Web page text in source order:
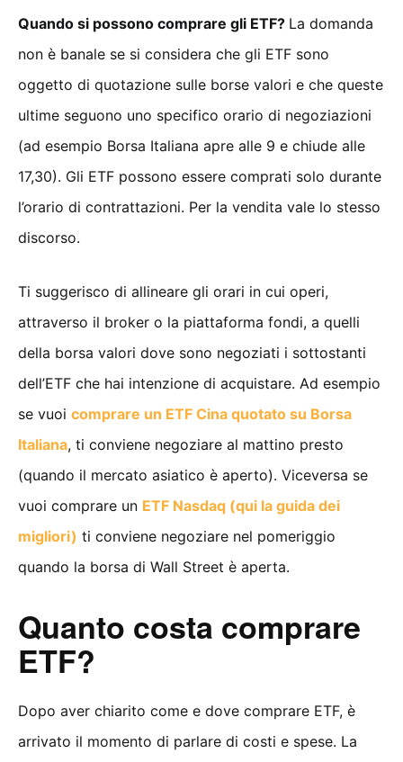
Quando si possono comprare gli ETF? La domanda
non è banale se si considera che gli ETF sono
oggetto di quotazione sulle borse valori e che queste
ultime seguono uno specifico orario di negoziazioni
(ad esempio Borsa Italiana apre alle 9 e chiude alle
17,30). Gli ETF possono essere comprati solo durante
l’orario di contrattazioni. Per la vendita vale lo stesso
discorso.
Ti suggerisco di allineare gli orari in cui operi,
attraverso il broker o la piattaforma fondi, a quelli
della borsa valori dove sono negoziati i sottostanti
dell’ETF che hai intenzione di acquistare. Ad esempio
se vuoi comprare un ETF Cina quotato su Borsa
Italiana, ti conviene negoziare al mattino presto
(quando il mercato asiatico è aperto). Viceversa se
vuoi comprare un ETF Nasdaq (qui la guida dei
migliori) ti conviene negoziare nel pomeriggio
quando la borsa di Wall Street è aperta.
Quanto costa comprare
ETF?
Dopo aver chiarito come e dove comprare ETF, è
arrivato il momento di parlare di costi e spese. La